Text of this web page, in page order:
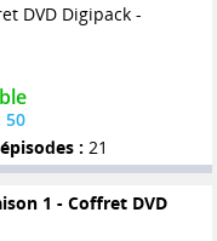
DVD Digipack -
50
: 21
1 - Coffret DVD